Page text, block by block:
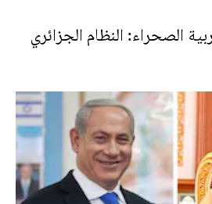
الصحراء: النظام الجزائري